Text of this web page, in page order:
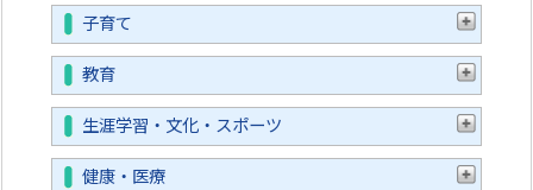
子育て
教育
生涯学習・文化・スポーツ
健康・医療